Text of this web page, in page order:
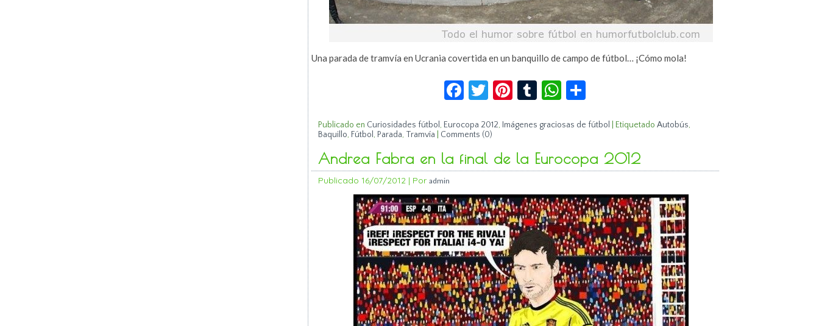
Una parada de tramvía en Ucrania covertida en un banquillo de campo de fútbol… ¡Cómo mola!
Facebook
Twitter
Pinterest
TumblrWhatsApp
Publicado en Curiosidades fútbol , Eurocopa 2012, Imágenes graciosas de fútbol Etiquetado Autobús,
Baquillo, Fútbol , Parada, Tramvía Comments (0)
Andrea Fabra en la final de la Eurocopa 2012
Publicado 16/07/2012| Por admin